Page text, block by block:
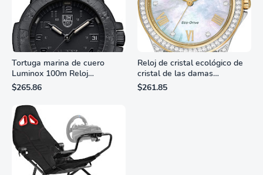
Tortuga marina de cuero
Luminox 100m Reloj
analógico de cuarzo
resistente al agua
$265.86
Reloj de cristal ecológico de
cristal de las damas
ciudadanas, 3 manos,
marcadores de números
$261.85